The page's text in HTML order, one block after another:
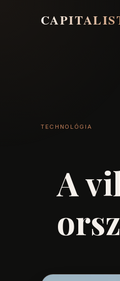
TECHNOLÓGIA
A